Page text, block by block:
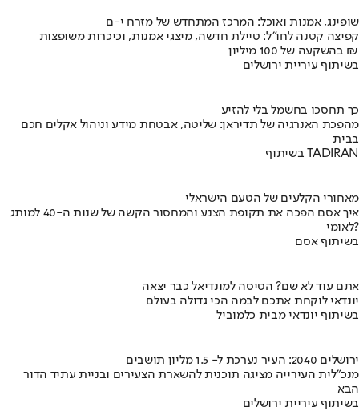
שופינג, אמנות ואוכל: המרכז המתחדש של מזרח י-ם
קפיצה קטנה לחו"ל: טיילת חדשה, מיצגי אמנות, וכיכרות משופצות
בהשקעה של 100 מיליון ₪
בשיתוף עיריית ירושלים
כך תחסכו בחשמל בלי להזיע
מהפכת האנרגיה של תדיראן: שליטה, אבטחת מידע וניהול אקלים חכם
בבית
בשיתוף TADIRAN
מאחורי הקלעים של הטעם הישראלי
איך אסם הפכה את תקופת הצנע והמחסור הקשה של שנות ה-40 למותג
לאומי?
בשיתוף אסם
אתם עוד לא שם? הטיסה למונדיאל כבר יצאה
יונדאי לוקחת אתכם לבמה הכי גדולה בעולם
בשיתוף יונדאי מבית כלמוביל
ירושלים 2040: העיר נערכת ל- 1.5 מליון תושבים
מנכ"לית העירייה מציגה תוכנית להשארת הצעירים ובניית עתיד הדור
הבא
בשיתוף עיריית ירושלים